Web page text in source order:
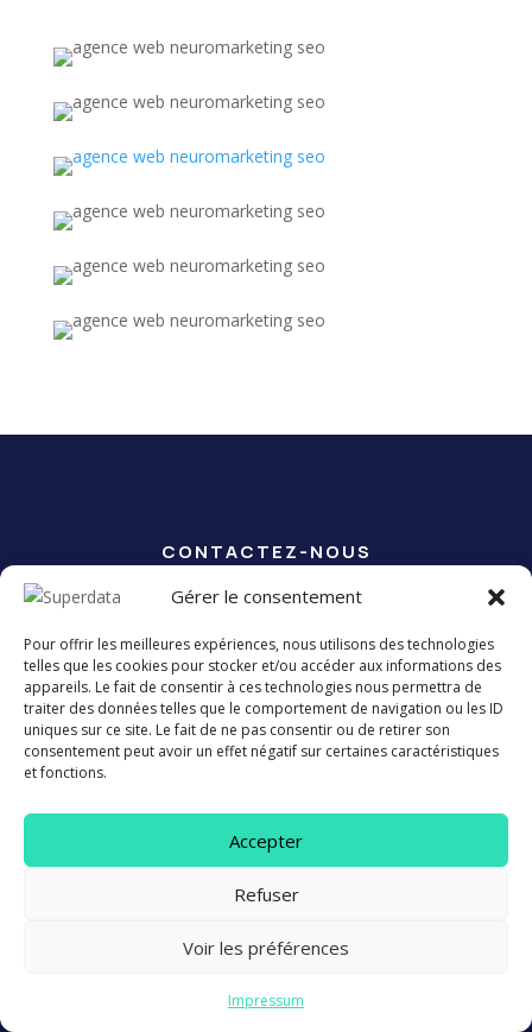
Gérer le consentement
Pour offrir les meilleures expériences, nous utilisons des technologies
telles que les cookies pour stocker et/ou accéder aux informations des
appareils. Le fait de consentir à ces technologies nous permettra de
traiter des données telles que le comportement de navigation ou les ID
uniques sur ce site. Le fait de ne pas consentir ou de retirer son
consentement peut avoir un effet négatif sur certaines caractéristiques
et fonctions.
Accepter
Refuser
Voir les préférences
Impressum
CONTACTEZ-NOUS
Vous êtes prêts àgagner de
l’argent ?Nous sommes là
pour vous aider.
Si vous voulez nous faire confiance, nous ne vous
Prendre un RDV
Watch Intro